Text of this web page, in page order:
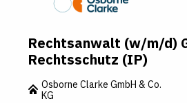
Rechtsanwalt (w/m/d)
Rechtsschutz (IP)
Osborne Clarke GmbH & Co.
KG